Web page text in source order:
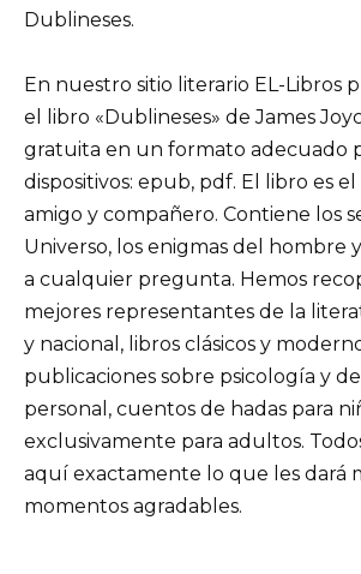
Dublineses.
En nuestro sitio literario EL-Libros
el libro «Dublineses» de James
gratuita en un formato adecuado
dispositivos: epub, pdf. El libro es
amigo y compañero. Contiene los
Universo, los enigmas del hombre
a cualquier pregunta. Hemos
mejores representantes de la
y nacional, libros clásicos y
publicaciones sobre psicología y
personal, cuentos de hadas para
exclusivamente para adultos.
aquí exactamente lo que les dará
momentos agradables.